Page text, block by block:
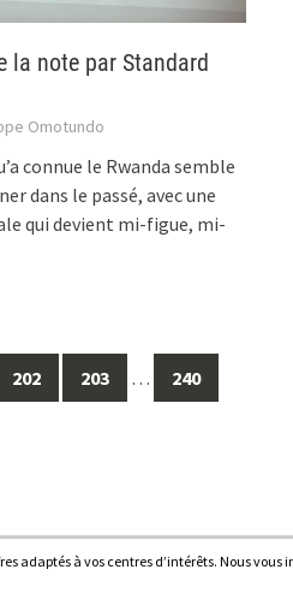
la note par Standard
Omotundo
connue le Rwanda semble
dans le passé, avec une
qui devient mi-figue, mi-
202 203 …
240
adaptés à vos centres d’intérêts. Nous vous